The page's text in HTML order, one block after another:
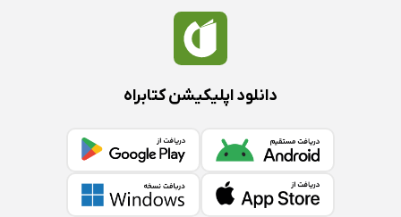
دانلود اپلیکیشن کتابراه